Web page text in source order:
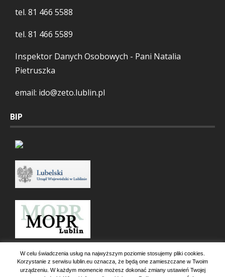
tel. 81 466 5588
tel. 81 466 5589
Inspektor Danych Osobowych - Pani Natalia
Pietruszka
email: ido@zeto.lublin.pl
BIP
W celu świadczenia usług na najwyższym poziomie stosujemy pliki cookies.
Korzystanie z serwisu lublin.eu oznacza, że będą one zamieszczane w Twoim
urządzeniu. W każdym momencie możesz dokonać zmiany ustawień Twojej